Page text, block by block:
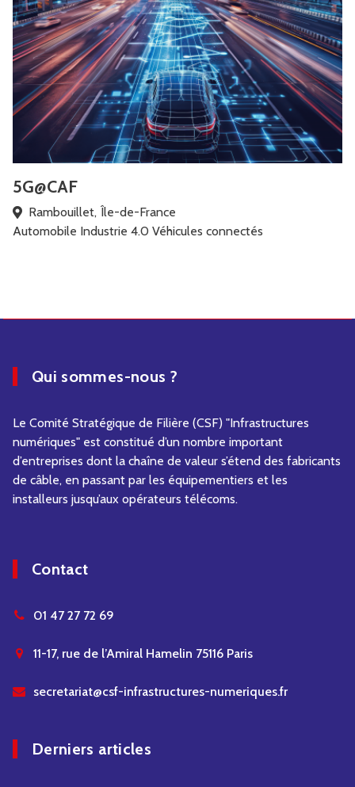
5G@CAF
Rambouillet, Île-de-France
Automobile Industrie 4.0 Véhicules connectés
Qui sommes-nous ?
Le Comité Stratégique de Filière (CSF) "Infrastructures
numériques" est constitué d’un nombre important
d’entreprises dont la chaîne de valeur s’étend des fabricants
de câble, en passant par les équipementiers et les
installeurs jusqu’aux opérateurs télécoms.
Contact
01 47 27 72 69
11-17, rue de l’Amiral Hamelin 75116 Paris
secretariat@csf-infrastructures-numeriques.fr
Derniers articles